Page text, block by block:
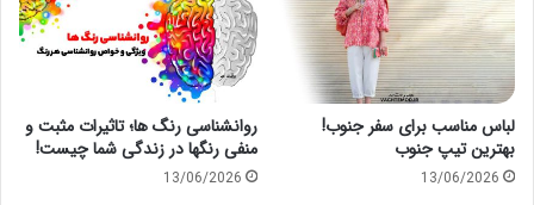
لباس مناسب برای سفر جنوب!
بهترین تیپ جنوب
13/06/2026
روانشناسی رنگ ها؛ تاثیرات مثبت و
منفی رنگها در زندگی شما چیست!
13/06/2026